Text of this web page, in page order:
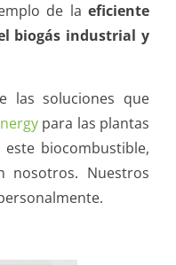
de la eficiente
biogás industrial y
las soluciones que
para las plantas
biocombustible,
nosotros. Nuestros